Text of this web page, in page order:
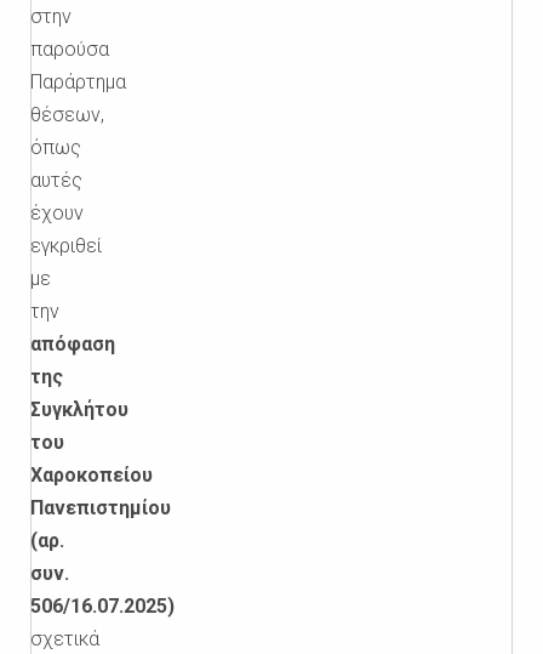
στην
παρούσα
Παράρτημα
θέσεων,
όπως
αυτές
έχουν
εγκριθεί
με
την
απόφαση
της
Συγκλήτου
του
Χαροκοπείου
Πανεπιστημίου
(αρ.
συν.
506/16.07.2025)
σχετικά